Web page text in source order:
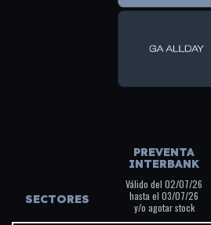
SECTORES
PREVENTA
INTERBANK
Válido del 02/07/26
hasta el 03/07/26
y/o agotar stock